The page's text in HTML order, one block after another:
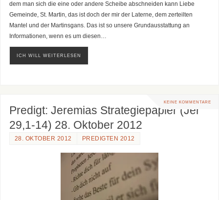
dem man sich die eine oder andere Scheibe abschneiden kann Liebe
Gemeinde, St. Martin, das ist doch der mir der Laterne, dem zerteilten
Mantel und der Martinsgans. Das ist so unsere Grundausstattung an
Informationen, wenn es um diesen…
ICH WILL WEITERLESEN
KEINE KOMMENTARE
Predigt: Jeremias Strategiepapier (Jer
29,1-14) 28. Oktober 2012
28. OKTOBER 2012 PREDIGTEN 2012